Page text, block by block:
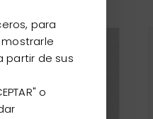
para
partir de sus
o